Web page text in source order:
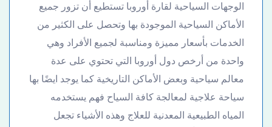
الوجهات السياحية لقارة أوروبا تستطيع أن تزور جميع
الأماكن السياحية الموجودة بها وتحصل على الكثير من
الخدمات بأسعار مميزة ومناسبة لجميع الأفراد وهي
واحدة من أرخص دول أوروبا التي تحتوي على عدة
معالم سياحية وبعض الأماكن التاريخية كما يوجد ايضًا بها
سياحة علاجية لمعالجة كافة السياح فهم يستخدمه
المياه الطبيعية المعدنية للعلاج وهذه الأشياء تجعل